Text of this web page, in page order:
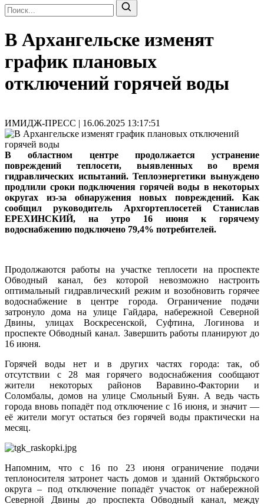
В Архангельске изменят
график плановых
отключений горячей воды
ИМИДЖ-ПРЕСС | 16.06.2025 13:17:51
В областном центре продолжается устранение
повреждений теплосети, выявленных во время
гидравлических испытаний. Теплоэнергетики вынуждено
продлили сроки подключения горячей воды в некоторых
округах из-за обнаружения новых повреждений. Как
сообщил руководитель Архгортеплосетей Станислав
ЕРЕХИНСКИЙ, на утро 16 июня к горячему
водоснабжению подключено 79,4% потребителей.
Продолжаются работы на участке теплосети на проспекте
Обводный канал, без которой невозможно настроить
оптимальный гидравлический режим и возобновить горячее
водоснабжение в центре города. Ограничение подачи
затронуло дома на улице Гайдара, набережной Северной
Двины, улицах Воскресенской, Суфтина, Логинова и
проспекте Обводный канал. Завершить работы планируют до
16 июня.
Горячей воды нет и в других частях города: так, об
отсутствии с 28 мая горячего водоснабжения сообщают
жители некоторых районов Варавино-Фактории и
Соломбалы, домов на улице Смольный Буян. А ведь часть
города вновь попадёт под отключение с 16 июня, и значит —
её жители могут остаться без горячей воды практически на
месяц.
Напомним, что с 16 по 23 июня ограничение подачи
теплоносителя затронет часть домов и зданий Октябрьского
округа – под отключение попадёт участок от набережной
Северной Двины до проспекта Обводный канал, между